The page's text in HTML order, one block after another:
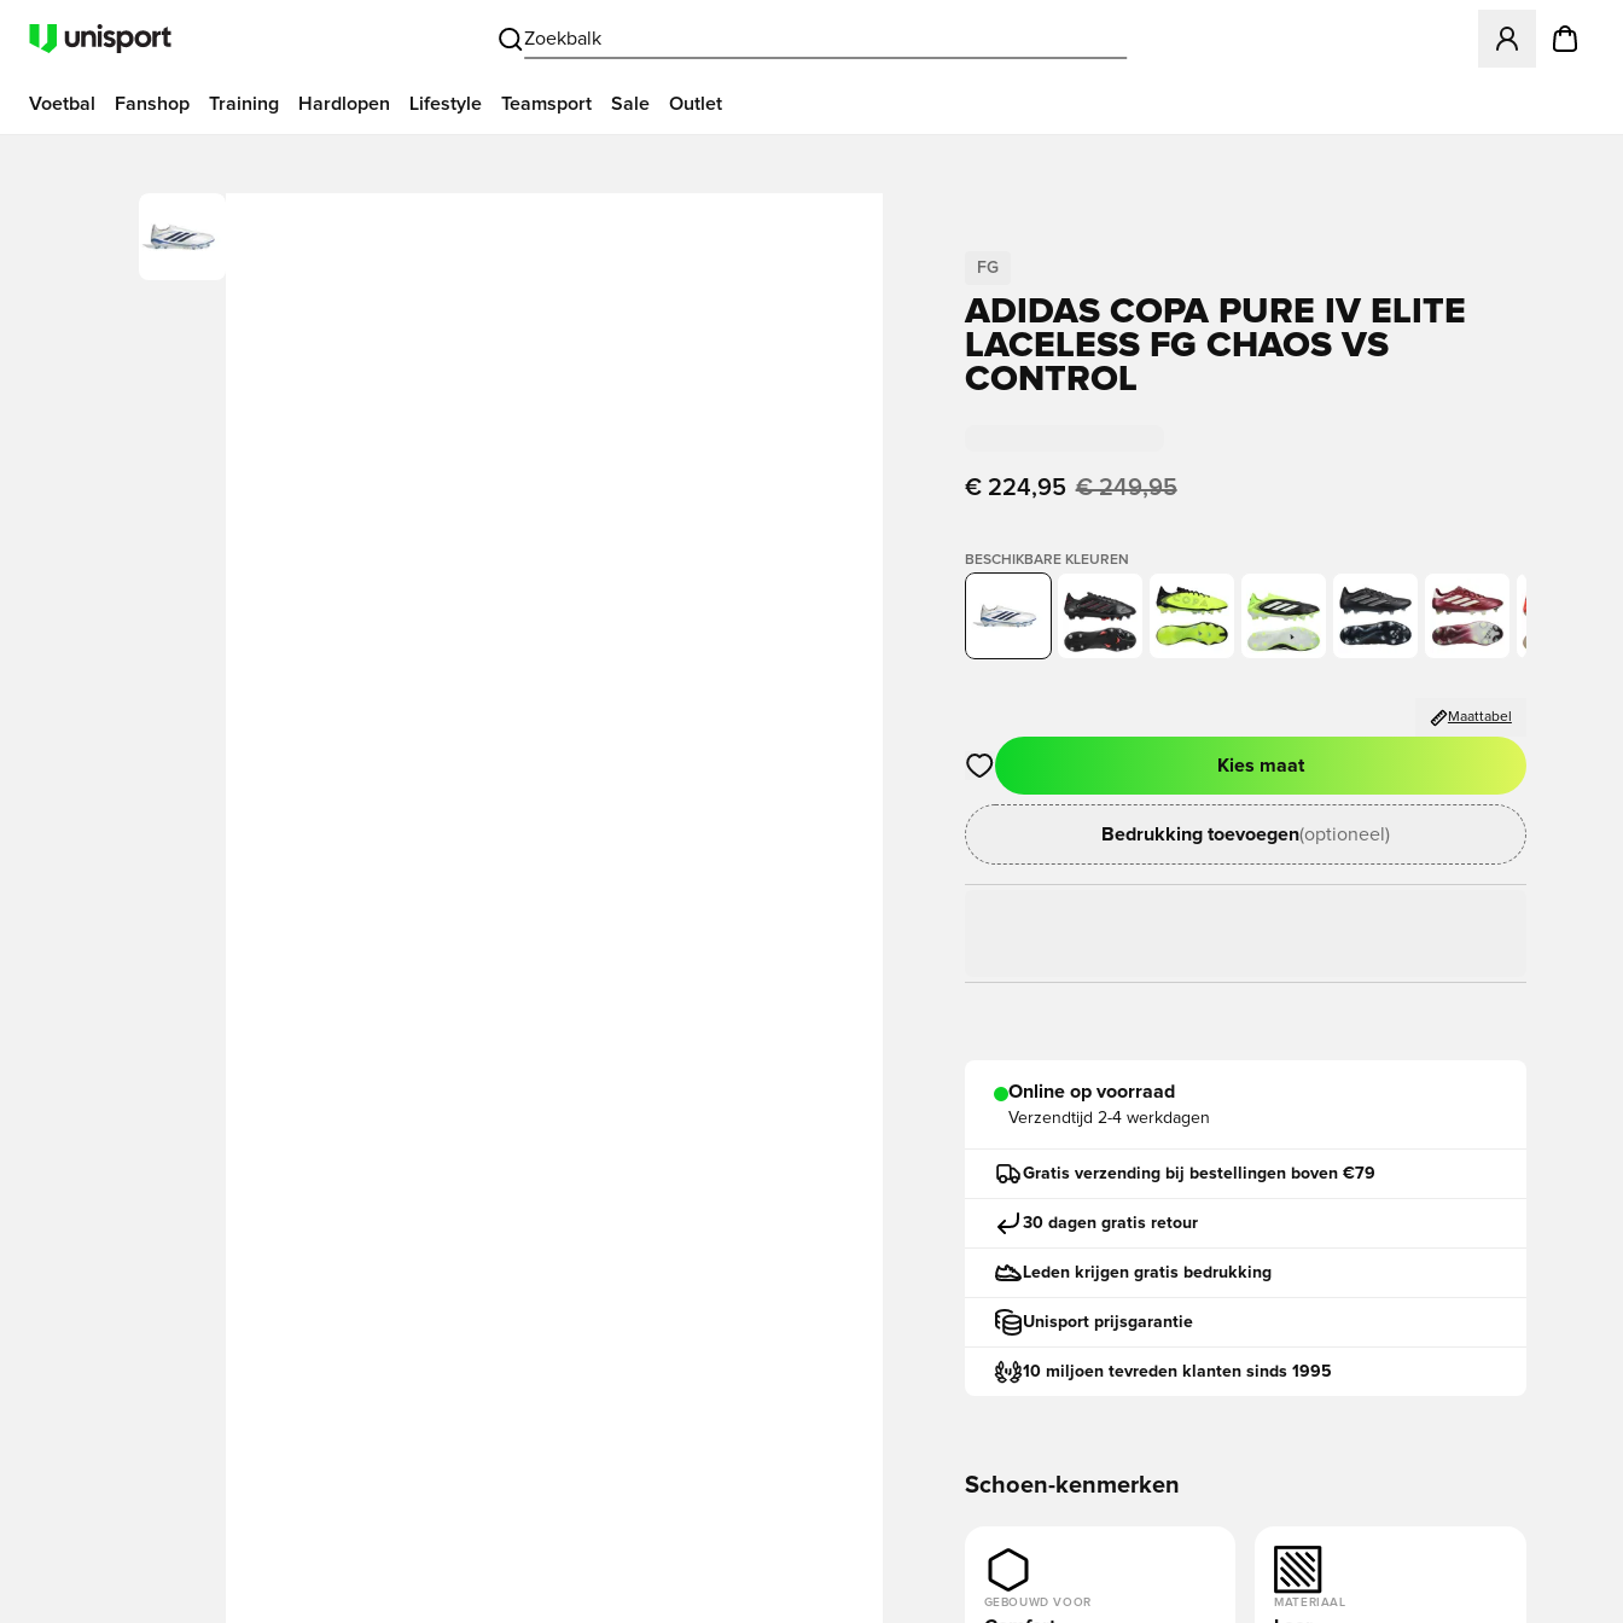
Zoekbalk
Opent een
Voetbal Fanshop Training Hardlopen Lifestyle Teamsport Sale Outlet
FG
ADIDAS COPA PURE IV ELITE
LACELESS FG CHAOS VS
CONTROL
€ 224,95 € 249,95
BESCHIKBARE KLEUREN
Maattabel
Opent een venster om in te loggen of je aan te melden als lid
Kies maat
Bedrukking toevoegen(optioneel)
Online op voorraad
Verzendtijd 2-4 werkdagen
Gratis verzending bij bestellingen boven €79
30 dagen gratis retour
Leden krijgen gratis bedrukking
Unisport prijsgarantie
10 miljoen tevreden klanten sinds 1995
Schoen-kenmerken
GEBOUWD VOOR MATERIAAL